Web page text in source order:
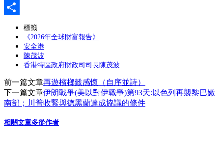
Pinboard
標籤
《2026年全球財富報告》
安全港
陳茂波
香港特區政府財政司司長陳茂波
前一篇文章再遊檳榔穀感懷（自序並詩）
下一篇文章伊朗戰爭(美以對伊戰爭)第93天:以色列再襲黎巴嫩
南部；川普收緊與德黑蘭達成協議的條件
相關文章多從作者